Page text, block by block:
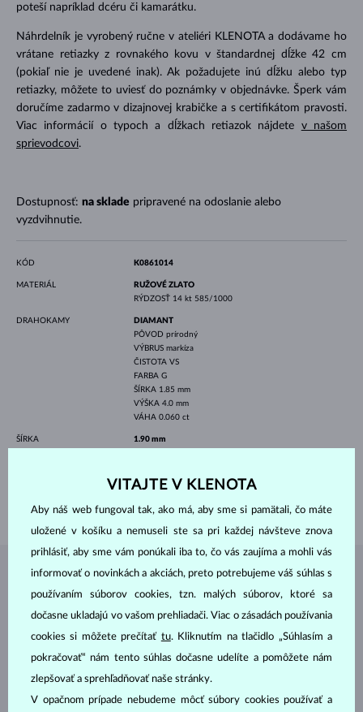
poteší napríklad dcéru či kamarátku.
Náhrdelník je vyrobený ručne v ateliéri KLENOTA a dodávame ho
vrátane retiazky z rovnakého kovu v štandardnej dĺžke 42 cm
(pokiaľ nie je uvedené inak). Ak požadujete inú dĺžku alebo typ
retiazky, môžete to uviesť do poznámky v objednávke. Šperk vám
doručíme zadarmo v dizajnovej krabičke a s certifikátom pravosti.
Viac informácií o typoch a dĺžkach retiazok nájdete v našom
sprievodcovi.
Dostupnosť: na sklade pripravené na odoslanie alebo
vyzdvihnutie.
KÓD K0861014
MATERIÁL
RUŽOVÉ ZLATO
RÝDZOSŤ 14 kt 585/1000
DRAHOKAMY
DIAMANT
PÔVOD prírodný
VÝBRUS markíza
ČISTOTA VS
FARBA G
ŠÍRKA 1.85 mm
VÝŠKA 4.0 mm
VÁHA 0.060 ct
ŠÍRKA 1.90 mm
400 mm
VÁHA 1.15 g
ŠPERKY ZATELIÉRU KLENOTA
VITAJTE V KLENOTA
Aby náš web fungoval tak, ako má, aby sme si pamätali, čo máte
uložené v košíku a nemuseli ste sa pri každej návšteve znova
prihlásiť, aby sme vám ponúkali iba to, čo vás zaujíma a mohli vás
informovať o novinkách a akciách, preto potrebujeme váš súhlas s
používaním súborov cookies, tzn. malých súborov, ktoré sa
dočasne ukladajú vo vašom prehliadači. Viac o zásadách používania
cookies si môžete prečítať tu. Kliknutím na tlačidlo „Súhlasím a
pokračovať“ nám tento súhlas dočasne udelíte a pomôžete nám
zlepšovať a sprehľadňovať naše stránky.
V opačnom prípade nebudeme môcť súbory cookies používať a